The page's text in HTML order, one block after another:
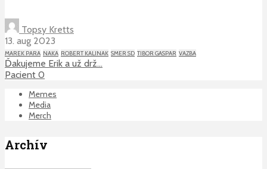
Topsy Kretts
13. aug 2023
MAREK PARA NAKA ROBERT KALINAK SMER SD TIBOR GASPAR VAZBA
Ďakujeme Erik a už drž…
Pacient 0
Memes
Media
Merch
Archív